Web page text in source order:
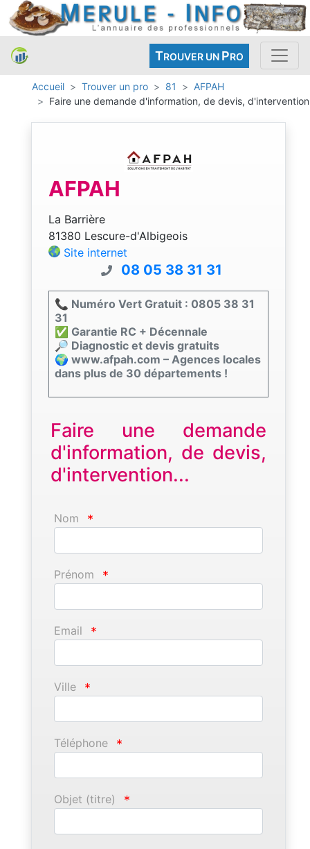
TROUVER UN PRO
Accueil Trouver un pro 81
AFPAH
Faire une demande d'information, de devis, d'intervention
AFPAH
La Barrière
81380 Lescure-d'Albigeois
Site internet
08 05 38 31 31
📞 Numéro Vert Gratuit : 0805 38 31
31
✅ Garantie RC + Décennale
🔎 Diagnostic et devis gratuits
🌍 www.afpah.com – Agences locales
dans plus de 30 départements !
Faire une demande
d'information, de devis,
d'intervention...
Nom *
Prénom *
Email *
Ville *
Téléphone *
Objet (titre) *